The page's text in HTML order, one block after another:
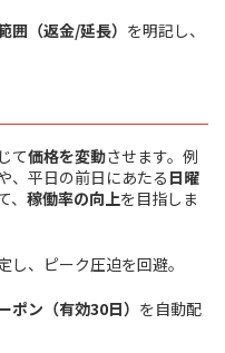
囲（返金/延長） を明記し、
て価格を変動させます。例
、平日の前日にあたる 日曜
稼働率の向上を目指しま
し、ピーク圧迫を回避。
ポン（有効30日） を自動配